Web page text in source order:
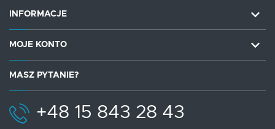
INFORMACJE
MOJE KONTO
MASZ PYTANIE?
+48 15 843 28 43